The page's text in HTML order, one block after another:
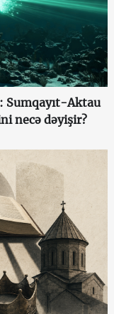
Sumqayıt-Aktau
necə dəyişir?